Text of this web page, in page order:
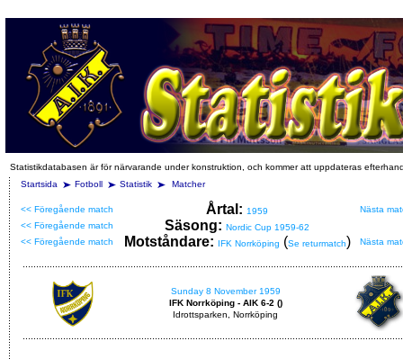
Statistikdatabasen är för närvarande under konstruktion, och kommer att uppdateras
Startsida
Fotboll Statistik Matcher
<< Föregående match Årtal: 1959
Nästa
<< Föregående match
Säsong: Nordic Cup 1959-62
<< Föregående match
Motståndare: IFK Norrköping (Se returmatch) Nästa
Sunday 8 November 1959
IFK Norrköping - AIK 6-2 ()
Idrottsparken, Norrköping